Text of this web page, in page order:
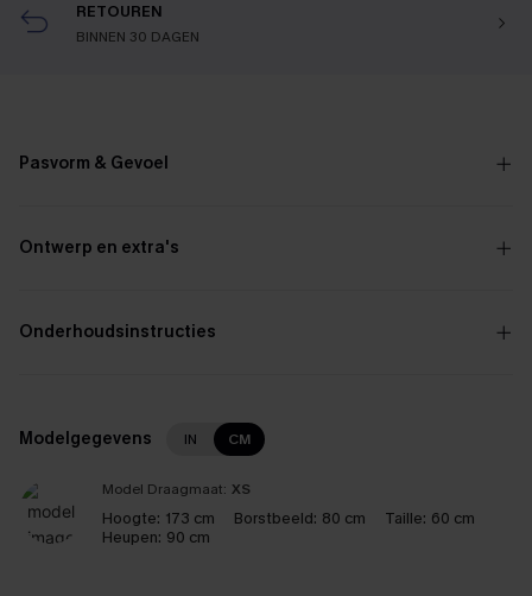
RETOUREN
BINNEN 30 DAGEN
Pasvorm & Gevoel
Ontwerp en extra's
Onderhoudsinstructies
Modelgegevens IN CM
Model Draagmaat: XS
Hoogte: 173 cm Borstbeeld: 80 cm Taille: 60 cm
Heupen: 90 cm